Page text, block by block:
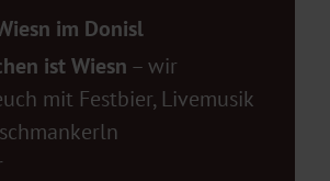
im Donisl
ist Wiesn – wir
mit Festbier, Livemusik